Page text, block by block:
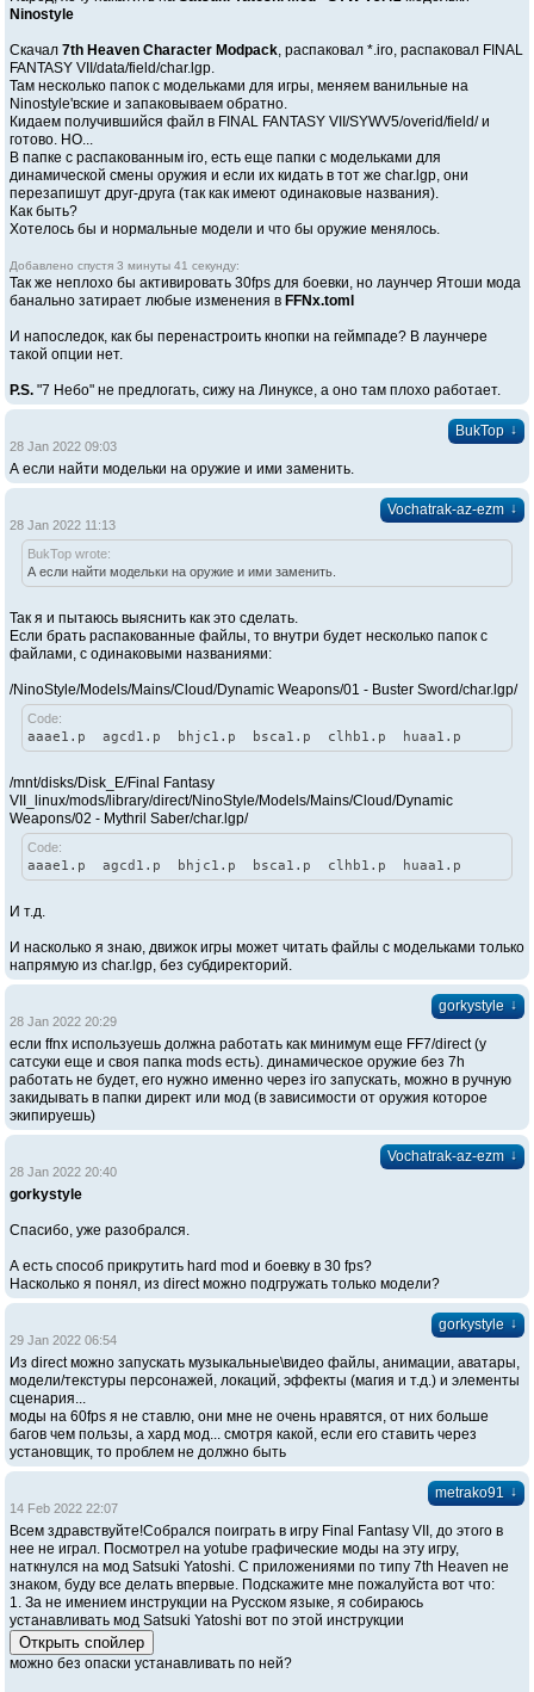
Ninostyle
Скачал 7th Heaven Character Modpack, распаковал *.iro, распаковал FINAL
FANTASY VII/data/field/char.lgp.
Там несколько папок с модельками для игры, меняем ванильные на
Ninostyle'вские и запаковываем обратно.
Кидаем получившийся файл в FINAL FANTASY VII/SYWV5/overid/field/ и
готово. НО...
В папке с распакованным iro, есть еще папки с модельками для
динамической смены оружия и если их кидать в тот же char.lgp, они
перезапишут друг-друга (так как имеют одинаковые названия).
Как быть?
Хотелось бы и нормальные модели и что бы оружие менялось.
Добавлено спустя 3 минуты 41 секунду:
Так же неплохо бы активировать 30fps для боевки, но лаунчер Ятоши мода
банально затирает любые изменения в FFNx.toml
И напоследок, как бы перенастроить кнопки на геймпаде? В лаунчере
такой опции нет.
P.S. "7 Небо" не предлогать, сижу на Линуксе, а оно там плохо работает.
BukTop ↓
28 Jan 2022 09:03
А если найти модельки на оружие и ими заменить.
Vochatrak-az-ezm ↓
28 Jan 2022 11:13
BukTop wrote:
А если найти модельки на оружие и ими заменить.
Так я и пытаюсь выяснить как это сделать.
Если брать распакованные файлы, то внутри будет несколько папок с
файлами, с одинаковыми названиями:
/NinoStyle/Models/Mains/Cloud/Dynamic Weapons/01 - Buster Sword/char.lgp/
Code:
aaae1.p agcd1.p bhjc1.p bsca1.p clhb1.p huaa1.p
/mnt/disks/Disk_E/Final Fantasy
VII_linux/mods/library/direct/NinoStyle/Models/Mains/Cloud/Dynamic
Weapons/02 - Mythril Saber/char.lgp/
Code:
aaae1.p agcd1.p bhjc1.p bsca1.p clhb1.p huaa1.p
И т.д.
И насколько я знаю, движок игры может читать файлы с модельками только
напрямую из char.lgp, без субдиректорий.
gorkystyle ↓
28 Jan 2022 20:29
если ffnx используешь должна работать как минимум еще FF7/direct (у
сатсуки еще и своя папка mods есть). динамическое оружие без 7h
работать не будет, его нужно именно через iro запускать, можно в ручную
закидывать в папки директ или мод (в зависимости от оружия которое
экипируешь)
Vochatrak-az-ezm ↓
28 Jan 2022 20:40
gorkystyle
Спасибо, уже разобрался.
А есть способ прикрутить hard mod и боевку в 30 fps?
Насколько я понял, из direct можно подгружать только модели?
gorkystyle ↓
29 Jan 2022 06:54
Из direct можно запускать музыкальные\видео файлы, анимации, аватары,
модели/текстуры персонажей, локаций, эффекты (магия и т.д.) и элементы
сценария...
моды на 60fps я не ставлю, они мне не очень нравятся, от них больше
багов чем пользы, а хард мод... смотря какой, если его ставить через
установщик, то проблем не должно быть
metrako91 ↓
14 Feb 2022 22:07
Всем здравствуйте!Собрался поиграть в игру Final Fantasy VII, до этого в
нее не играл. Посмотрел на yotube графические моды на эту игру,
наткнулся на мод Satsuki Yatoshi. С приложениями по типу 7th Heaven не
знаком, буду все делать впервые. Подскажите мне пожалуйста вот что:
1. За не имением инструкции на Русском языке, я собираюсь
устанавливать мод Satsuki Yatoshi вот по этой инструкции
можно без опаски устанавливать по ней?